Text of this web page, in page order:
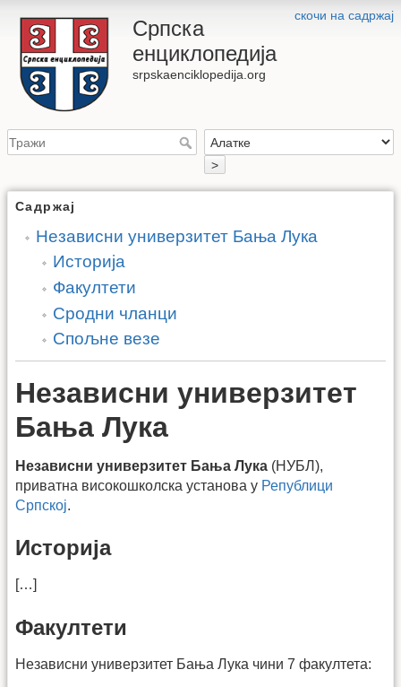
скочи на садржај
Српска
енциклопедија
srpskaenciklopedija.org
>
Садржај
Независни универзитет Бања Лука
Историја
Факултети
Сродни чланци
Спољне везе
Независни универзитет
Бања Лука
Независни универзитет Бања Лука (НУБЛ),
приватна високошколска установа у Републици
Српској.
Историја
[…]
Факултети
Независни универзитет Бања Лука чини 7 факултета: